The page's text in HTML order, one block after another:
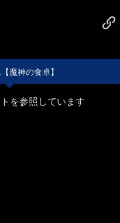
魔神の食卓】
を参照しています